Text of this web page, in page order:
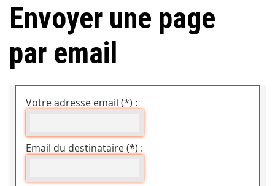
Envoyer une page
par email
Votre adresse email (*) :
Email du destinataire (*) :